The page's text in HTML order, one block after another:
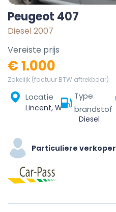
Peugeot 407
Diesel 2007
Vereiste prijs
€ 1.000
Zakelijk (factuur BTW aftrekbaar)
Locatie
Lincent, Waremme, Liège, Wallonie, 4287, Belgique
Type
brandstof
Diesel
Particuliere verkoper